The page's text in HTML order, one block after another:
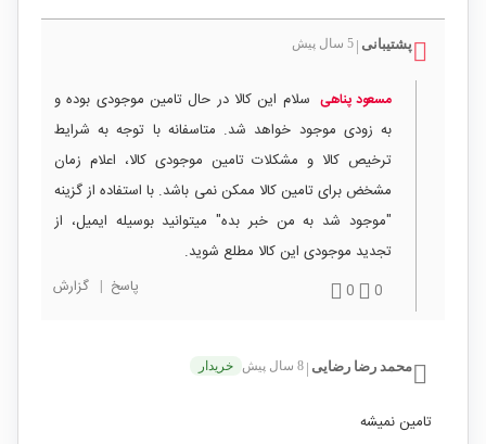
پشتیبانی 5 سال پیش
مسعود پناهی سلام این کالا در حال تامین موجودی بوده و
به زودی موجود خواهد شد. متاسفانه با توجه به شرایط
ترخیص کالا و مشکلات تامین موجودی کالا، اعلام زمان
مشخض برای تامین کالا ممکن نمی باشد. با استفاده از گزینه
"موجود شد به من خبر بده" میتوانید بوسیله ایمیل، از
تجدید موجودی این کالا مطلع شوید.
0
0 پاسخ | گزارش
محمد رضا رضایی 8 سال پیش خریدار
تامین نمیشه